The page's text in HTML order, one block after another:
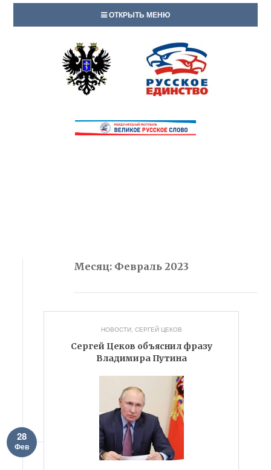
ОТКРЫТЬ МЕНЮ
Месяц: Февраль 2023
НОВОСТИ, СЕРГЕЙ ЦЕКОВ
Сергей Цеков объяснил фразу
Владимира Путина
28
Фев